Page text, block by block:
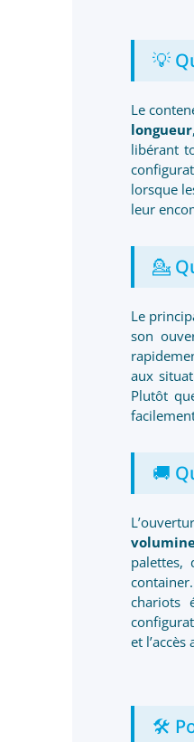
💡
Le
longueur
libérant
lorsque
leur
💁
Le
son
aux
Plutôt
🚚
chariots
et l’accès
🛠️